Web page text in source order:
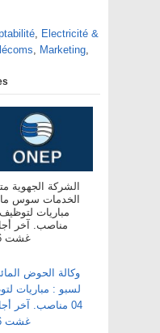
, Electricité &
, Marketing,
الشركة الجهوية
الخدمات سوس
غشت 2026